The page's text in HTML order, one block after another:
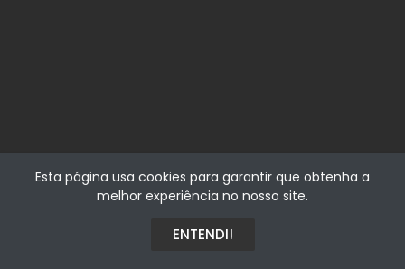
Fialhostore
Fialho & Irmão,Lda. | Horta de Barreiros 7005-208 Évora -
Esta página usa cookies para garantir que obtenha a
melhor experiência no nosso site.
ENTENDI!